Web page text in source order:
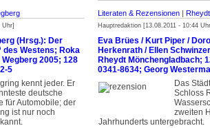
Uhr]
(Hrsg.): Der
des Westens; Roka
2005; 128
5
kennt jeder. Er
deutsche
für Automobile; der
ist nur noch
Literaten & Rezensionen | Rheydt
Hauptredaktion [13.08.2011 - 10:44
Eva Brües / Kurt Piper /
Herkenrath / Ellen
Rheydt Mönchengladbach;
0341-8634; Georg
Das
Schloss
zweiten
Jahrhunderts untergebracht.